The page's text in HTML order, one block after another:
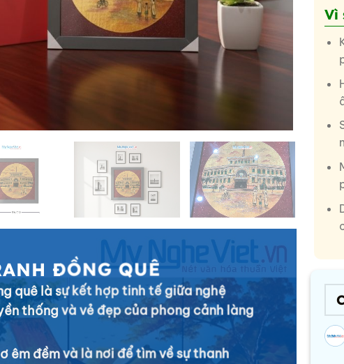
ĐỒNG QUÊ
quê là sự kết hợp tinh tế giữa nghệ
thống và vẻ đẹp của phong cảnh làng
êm đềm và là nơi để tìm về sự thanh
Vì